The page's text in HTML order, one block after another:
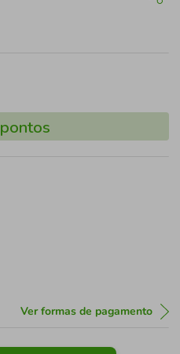
pontos
Ver formas de pagamento